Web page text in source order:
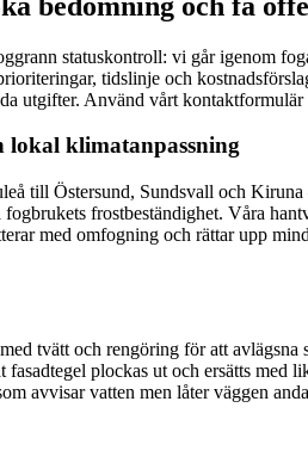
statuskontroll: vi går igenom
tidslinje och
utgifter. Använd vårt
lokal klimatanpassning
till Östersund, Sundsvall och
frostbeständighet. Våra
med omfogning och rättar upp
tvätt och rengöring för att
plockas ut och ersätts
avvisar vatten men låter väggen